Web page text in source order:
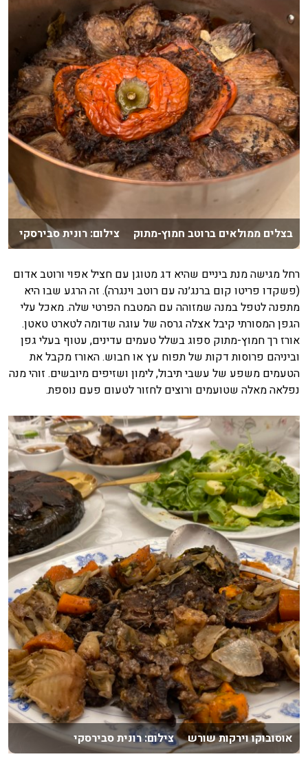
בצלים ממולאים ברוטב חמוץ-מתוק צילום: רונית סבירסקי
רחל מגישה מנת ביניים שהיא דג מטוגן עם חציל אפוי ורוטב אדום
(פשקדו פריטו קום ברנג׳נה עם רוטב וינגרה). זה הרגע שבו היא
מתפנה לטפל במנה שמזוהה עם המטבח הפרטי שלה. מאכל עלי
הגפן המסורתי קיבל אצלה גרסה של עוגה שדומה לטארט טאטן.
אורז רך חמוץ-מתוק ספוג בשלל טעמים עדינים, עטוף בעלי גפן
וביניהם פרוסות דקות של תפוח עץ או חבוש. האורז מקבל את
הטעמים משפע של עשבי תיבול, לימון ושזיפים מיובשים. זוהי מנה
נפלאה מאלה שטועמים ורוצים לחזור לטעום פעם נוספת.
אוסובוקו וירקות שורש צילום: רונית סבירסקי